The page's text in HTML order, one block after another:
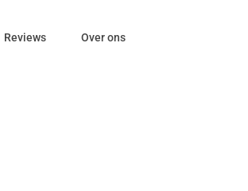
Reviews Over ons